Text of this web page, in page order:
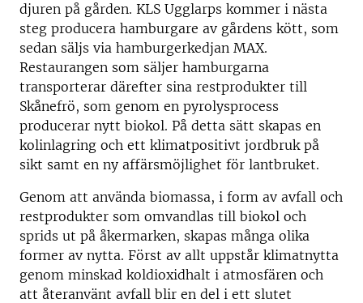
djuren på gården. KLS Ugglarps kommer i nästa
steg producera hamburgare av gårdens kött, som
sedan säljs via hamburgerkedjan MAX.
Restaurangen som säljer hamburgarna
transporterar därefter sina restprodukter till
Skånefrö, som genom en pyrolysprocess
producerar nytt biokol. På detta sätt skapas en
kolinlagring och ett klimatpositivt jordbruk på
sikt samt en ny affärsmöjlighet för lantbruket.
Genom att använda biomassa, i form av avfall och
restprodukter som omvandlas till biokol och
sprids ut på åkermarken, skapas många olika
former av nytta. Först av allt uppstår klimatnytta
genom minskad koldioxidhalt i atmosfären och
att återanvänt avfall blir en del i ett slutet